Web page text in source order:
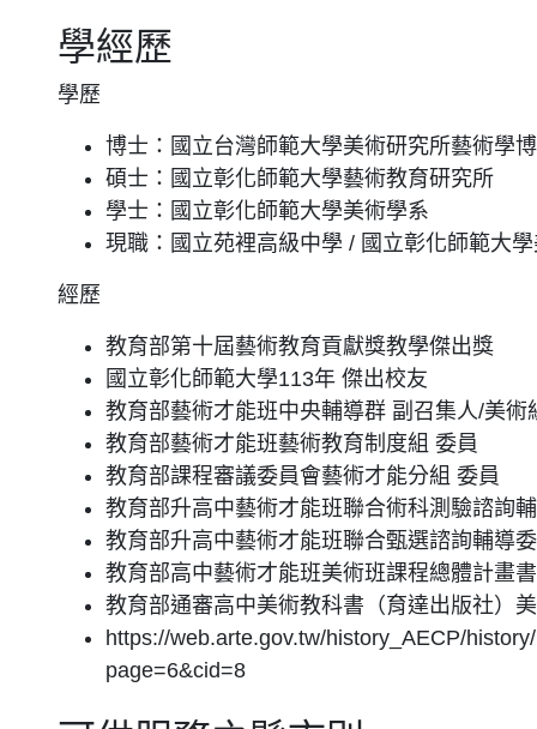
學經歷
學歷
博士：國立台灣師範大學美術研究所藝術學
碩士：國立彰化師範大學藝術教育研究所
學士：國立彰化師範大學美術學系
現職：國立苑裡高級中學 / 國立彰化師範大
經歷
教育部第十屆藝術教育貢獻獎教學傑出獎
國立彰化師範大學113年 傑出校友
教育部藝術才能班中央輔導群 副召集人/美術
教育部藝術才能班藝術教育制度組 委員
教育部課程審議委員會藝術才能分組 委員
教育部升高中藝術才能班聯合術科測驗諮詢
教育部升高中藝術才能班聯合甄選諮詢輔導
教育部高中藝術才能班美術班課程總體計畫
教育部通審高中美術教科書（育達出版社）
https://web.arte.gov.tw/history_AECP/
page=6&cid=8